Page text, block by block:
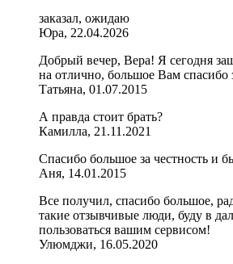
заказал, ожидаю
Юра, 22.04.2026
Добрый вечер, Вера! Я сегодня
на отлично, большое Вам спасибо
Татьяна, 01.07.2015
А правда стоит брать?
Камилла, 21.11.2021
Cпасибо большое за честность и
Аня, 14.01.2015
Все получил, спасибо большое,
такие отзывчивые люди, буду в
пользоваться вашим сервисом!
Улюмджи, 16.05.2020